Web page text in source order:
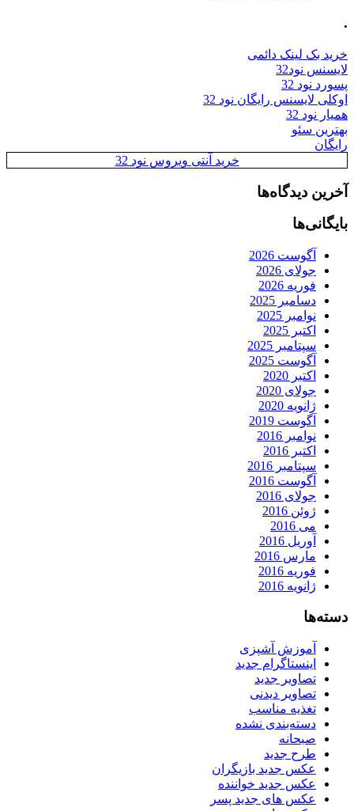
.
خرید بک لینک دائمی
لایسنس نود32
پسورد نود 32
اوکلی لایسنس رایگان نود 32
همیار نود 32
بهترین سئو
رایگان
خرید آنتی ویروس نود 32
آخرین دیدگاه‌ها
بایگانی‌ها
آگوست 2026
جولای 2026
فوریه 2026
دسامبر 2025
نوامبر 2025
اکتبر 2025
سپتامبر 2025
آگوست 2025
اکتبر 2020
جولای 2020
ژانویه 2020
آگوست 2019
نوامبر 2016
اکتبر 2016
سپتامبر 2016
آگوست 2016
جولای 2016
ژوئن 2016
می 2016
آوریل 2016
مارس 2016
فوریه 2016
ژانویه 2016
دسته‌ها
آموزش آشپزی
اینستاگرام جدید
تصاویر جدید
تصاویر دیدنی
تغذیه مناسب
دسته‌بندی نشده
صبحانه
طرح جدید
عکس جدید بازیگران
عکس جدید خواننده
عکس های جدید پسر